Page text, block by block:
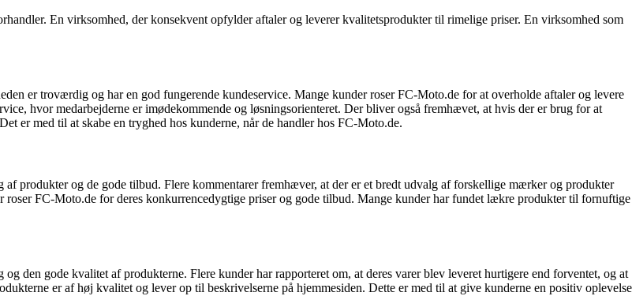
En virksomhed, der konsekvent opfylder aftaler og leverer kvalitetsprodukter til rimelige priser. En virksomhed som
er troværdig og har en god fungerende kundeservice. Mange kunder roser FC-Moto.de for at overholde aftaler og levere
hvor medarbejderne er imødekommende og løsningsorienteret. Der bliver også fremhævet, at hvis der er brug for at
er med til at skabe en tryghed hos kunderne, når de handler hos FC-Moto.de.
produkter og de gode tilbud. Flere kommentarer fremhæver, at der er et bredt udvalg af forskellige mærker og produkter
FC-Moto.de for deres konkurrencedygtige priser og gode tilbud. Mange kunder har fundet lækre produkter til fornuftige
den gode kvalitet af produkterne. Flere kunder har rapporteret om, at deres varer blev leveret hurtigere end forventet, og at
er af høj kvalitet og lever op til beskrivelserne på hjemmesiden. Dette er med til at give kunderne en positiv oplevelse